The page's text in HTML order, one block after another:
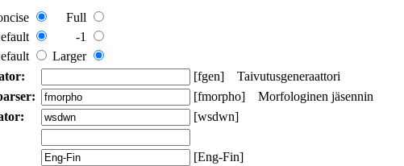
Full
-1
Larger
[fgen] Taivutusgeneraattori
[fmorpho] Morfologinen jäsennin
[wsdwn]
[Eng-Fin]